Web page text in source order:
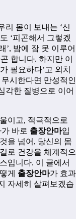
리 몸이 보내는 ‘신
‘피곤해서 그렇겠
’, 밤에 잠 못 이루어
합니다. 하지만 이
필요하다’고 외치
시한다면 만성적인
각한 질병으로 이어
이고, 적극적으로
바로 출장안마입
을 넘어, 당신의 몸
로 건강을 체계적으
입니다. 이 글에서
게 출장안마가 효과
자세히 살펴보겠습